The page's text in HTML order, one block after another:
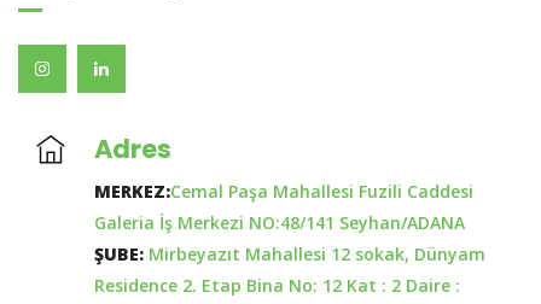
Adres
MERKEZ:Cemal Paşa Mahallesi Fuzili Caddesi
Galeria İş Merkezi NO:48/141 Seyhan/ADANA
ŞUBE: Mirbeyazıt Mahallesi 12 sokak, Dünyam
Residence 2. Etap Bina No: 12 Kat : 2 Daire :